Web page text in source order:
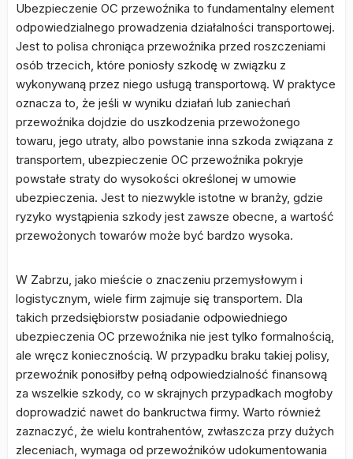
Ubezpieczenie OC przewoźnika to fundamentalny element
odpowiedzialnego prowadzenia działalności transportowej.
Jest to polisa chroniąca przewoźnika przed roszczeniami
osób trzecich, które poniosły szkodę w związku z
wykonywaną przez niego usługą transportową. W praktyce
oznacza to, że jeśli w wyniku działań lub zaniechań
przewoźnika dojdzie do uszkodzenia przewożonego
towaru, jego utraty, albo powstanie inna szkoda związana z
transportem, ubezpieczenie OC przewoźnika pokryje
powstałe straty do wysokości określonej w umowie
ubezpieczenia. Jest to niezwykle istotne w branży, gdzie
ryzyko wystąpienia szkody jest zawsze obecne, a wartość
przewożonych towarów może być bardzo wysoka.
W Zabrzu, jako mieście o znaczeniu przemysłowym i
logistycznym, wiele firm zajmuje się transportem. Dla
takich przedsiębiorstw posiadanie odpowiedniego
ubezpieczenia OC przewoźnika nie jest tylko formalnością,
ale wręcz koniecznością. W przypadku braku takiej polisy,
przewoźnik ponosiłby pełną odpowiedzialność finansową
za wszelkie szkody, co w skrajnych przypadkach mogłoby
doprowadzić nawet do bankructwa firmy. Warto również
zaznaczyć, że wielu kontrahentów, zwłaszcza przy dużych
zleceniach, wymaga od przewoźników udokumentowania